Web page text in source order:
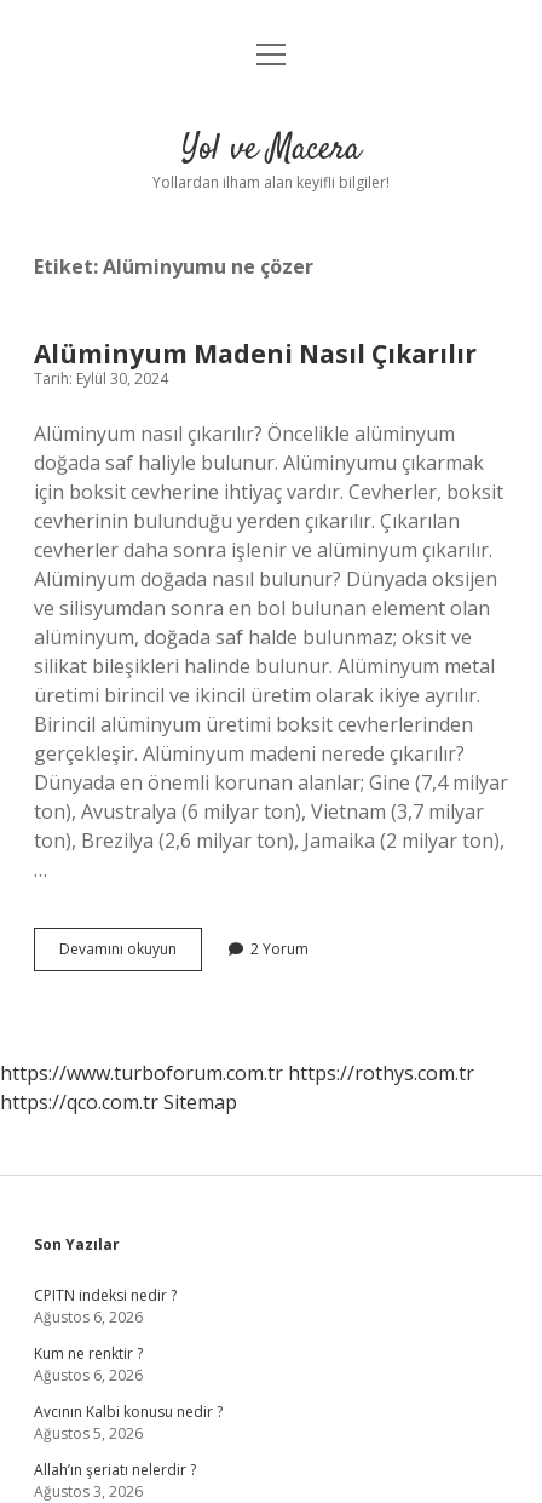
Anasayfa
Yasal Uyarı
menüyü
Yol ve Macera
Yollardan ilham alan keyifli bilgiler!
Etiket:Alüminyumu ne çözer
Alüminyum Madeni Nasıl Çıkarılır
Tarih: Eylül 30, 2024
Alüminyum nasıl çıkarılır? Öncelikle alüminyum
doğada saf haliyle bulunur. Alüminyumu çıkarmak
için boksit cevherine ihtiyaç vardır. Cevherler, boksit
cevherinin bulunduğu yerden çıkarılır. Çıkarılan
cevherler daha sonra işlenir ve alüminyum çıkarılır.
Alüminyum doğada nasıl bulunur? Dünyada oksijen
ve silisyumdan sonra en bol bulunan element olan
alüminyum, doğada saf halde bulunmaz; oksit ve
silikat bileşikleri halinde bulunur. Alüminyum metal
üretimi birincil ve ikincil üretim olarak ikiye ayrılır.
Birincil alüminyum üretimi boksit cevherlerinden
gerçekleşir. Alüminyum madeni nerede çıkarılır?
Dünyada en önemli korunan alanlar; Gine (7,4 milyar
ton), Avustralya (6 milyar ton), Vietnam (3,7 milyar
ton), Brezilya (2,6 milyar ton), Jamaika (2 milyar ton),
…
Devamını okuyun Alüminyum
Madeni
2 Yorum
https://www.turboforum.com.tr https://rothys.com.tr
https://qco.com.trSitemap
Sidebar
Son Yazılar
CPITN indeksi nedir ?
Ağustos 6, 2026
Kum ne renktir ?
Ağustos 6, 2026
Avcının Kalbi konusu nedir ?
Ağustos 5, 2026
Allah’ın şeriatı nelerdir ?
Ağustos 3, 2026